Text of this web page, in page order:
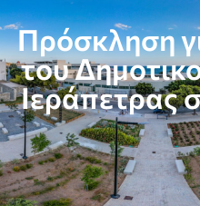
Πρόσκληση
του
Ιεράπετρας